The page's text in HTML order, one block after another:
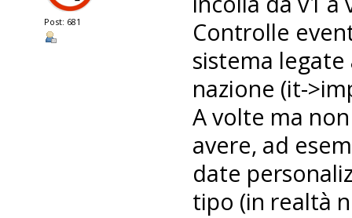
Post: 681
Controlle
sistema
nazione (it-
A volte ma
avere, ad
date
tipo (in realtà